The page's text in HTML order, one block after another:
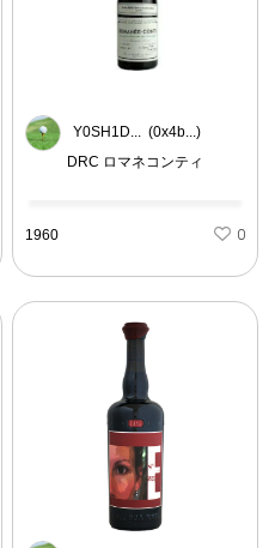
Y0SH1D... (0x4b...)
DRC ロマネコンティ
1960 0